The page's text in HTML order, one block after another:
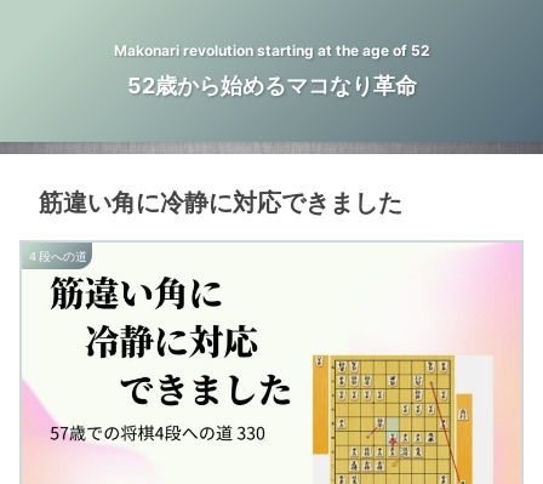
Makonari revolution starting at the age of 52
52歳から始めるマコなり革命
筋違い角に冷静に対応できました
４段への道